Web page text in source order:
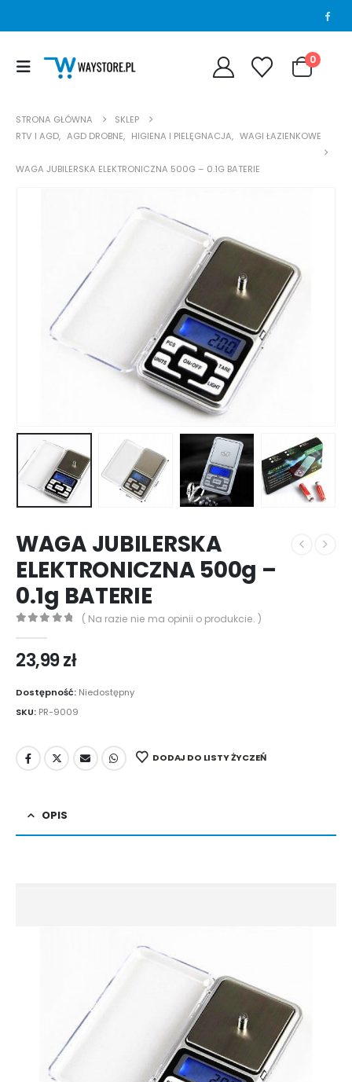
0
STRONA GŁÓWNA
SKLEP
RTV I AGD, AGD DROBNE, HIGIENA I PIELĘGNACJA, WAGI ŁAZIENKOWE
WAGA JUBILERSKA ELEKTRONICZNA 500G – 0.1G BATERIE
WAGA JUBILERSKA
ELEKTRONICZNA 500g –
0.1g BATERIE
( Na razie nie ma opinii o produkcie. )
23,99zł
Dostępność: Niedostępny
SKU: PR-9009
DODAJ DO LISTY ŻYCZEŃ
OPIS